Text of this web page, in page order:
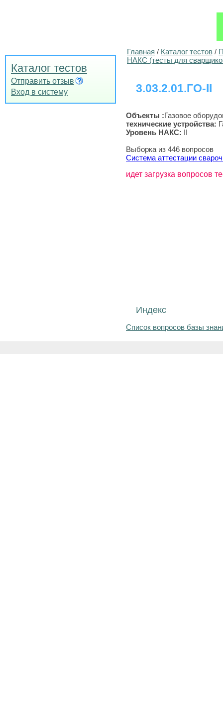
Каталог тестов
Отправить отзыв
Вход в систему
Главная / Каталог тестов /
НАКС (тесты для
3.03.2.01.ГО-II
Объекты :Газовое
технические устройства:
Уровень НАКС: II
Выборка из 446 вопросов
Система аттестации
идет загрузка вопросов
Индекс
Список вопросов базы